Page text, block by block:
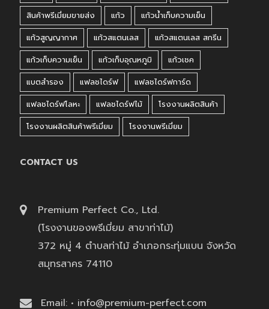
สินค้าพรีเมี่ยมขายส่ง
แก้ว
แก้วน้ำเก็บความเย็น
แก้วสูญญากาศ
แก้วสแตนเลส
แก้วสแตนเลส สกรีน
แก้วเก็บความเย็น
แก้วเก็บอุณหภูมิ
แก้วเชค
แบตสำรอง
แฟลชไดร์ฟ
แฟลชไดร์ฟการ์ด
แฟลชไดร์ฟโลหะ
แฟลชไดร์ฟไม้
โรงงานผลิตสินค้า
โรงงานผลิตสินค้าพรีเมี่ยม
โรงงานพรีเมี่ยม
CONTACT US
Premium Perfect Co., Ltd.
(โรงงานของพรีเมี่ยม สาขาท่าไม้)
372 หมู่ 4 ตำบลท่าไม้ อำเภอกระทุ่มแบน จังหวัด
สมุทรสาคร 74110
Email: • info@premium-perfect.com